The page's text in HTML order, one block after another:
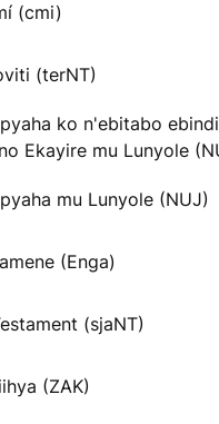
(cmi)
(terNT)
ko n'ebitabo ebindi
Ekayire mu Lunyole
mu Lunyole (NUJ)
(Enga)
(sjaNT)
(ZAK)